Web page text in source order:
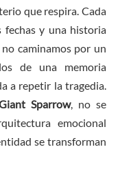
que respira. Cada
fechas y una historia
caminamos por un
de una memoria
a repetir la tragedia.
Sparrow, no se
emocional
se transforman